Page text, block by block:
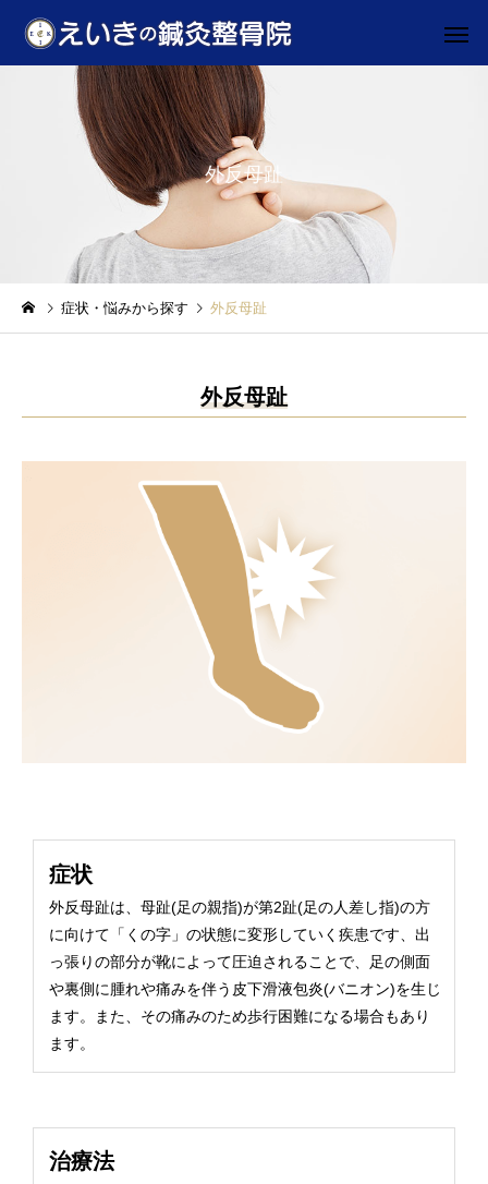
施術料金
お悩み別
マッサージの4倍！？”鍼治
お悩み別
ぎっくり腰なりやすい
外反母趾
症状・悩みから探す 外反母趾
外反母趾
症状
外反母趾は、母趾(足の親指)が第2趾(足の人差し指)の方
に向けて「くの字」の状態に変形していく疾患です、出
っ張りの部分が靴によって圧迫されることで、足の側面
や裏側に腫れや痛みを伴う皮下滑液包炎(バニオン)を生じ
ます。また、その痛みのため歩行困難になる場合もあり
ます。
治療法